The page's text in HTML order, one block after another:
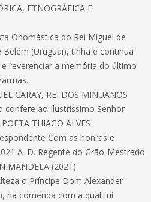
ETNOGRÁFICA E
Onomástica do Rei Miguel de
Belém (Uruguai), tinha e continua
reverenciar a memória do último
CARAY, REI DOS MINUANOS
confere ao Ilustríssimo Senhor
THIAGO ALVES
Com as honras e
A .D. Regente do Grão-Mestrado
MANDELA (2021)
o Príncipe Dom Alexander
na comenda com a qual fui